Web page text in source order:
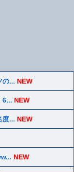
の... NEW
6... NEW
度... NEW
NEW